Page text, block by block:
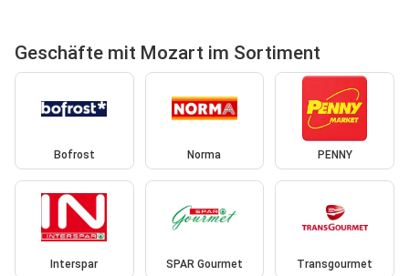
Geschäfte mit Mozart im Sortiment
Bofrost Norma PENNY
Interspar SPAR Gourmet Transgourmet